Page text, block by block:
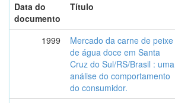
Data do
documento
Título
1999
Mercado da carne de peixe
de água doce em Santa
Cruz do Sul/RS/Brasil : uma
análise do comportamento
do consumidor.